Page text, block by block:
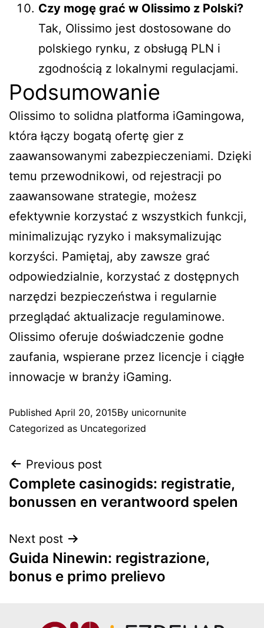
Czy mogę grać w Olissimo z Polski?
Tak, Olissimo jest dostosowane do
polskiego rynku, z obsługą PLN i
zgodnością z lokalnymi regulacjami.
Podsumowanie
Olissimo to solidna platforma iGamingowa,
która łączy bogatą ofertę gier z
zaawansowanymi zabezpieczeniami. Dzięki
temu przewodnikowi, od rejestracji po
zaawansowane strategie, możesz
efektywnie korzystać z wszystkich funkcji,
minimalizując ryzyko i maksymalizując
korzyści. Pamiętaj, aby zawsze grać
odpowiedzialnie, korzystać z dostępnych
narzędzi bezpieczeństwa i regularnie
przeglądać aktualizacje regulaminowe.
Olissimo oferuje doświadczenie godne
zaufania, wspierane przez licencje i ciągłe
innowacje w branży iGaming.
Published April 20, 2015By unicornunite
Categorized as Uncategorized
Previous post
Complete casinogids: registratie,
bonussen en verantwoord spelen
Next post
Guida Ninewin: registrazione,
bonus e primo prelievo